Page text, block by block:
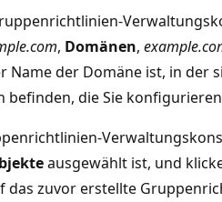
, Domänen,
Name der Domäne ist, in der
befinden, die Sie
ausgewählt ist, und
das zuvor erstellte